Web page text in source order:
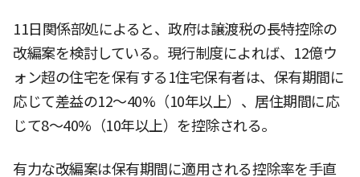
11日関係部処によると、政府は譲渡税の長特控除の
改編案を検討している。現行制度によれば、12億ウ
ォン超の住宅を保有する1住宅保有者は、保有期間に
応じて差益の12〜40%（10年以上）、居住期間に応
じて8〜40%（10年以上）を控除される。
有力な改編案は保有期間に適用される控除率を手直